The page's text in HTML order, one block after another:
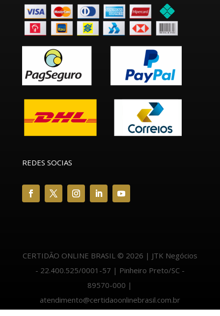
REDES SOCIAS
CERTIDÃO ONLINE BRASIL © 2026 | JTK Negócios
- 22.400.525/0001-57 | Pinheiro Preto/SC -
89570-000 |
atendimento@certidaoonlinebrasil.com.br